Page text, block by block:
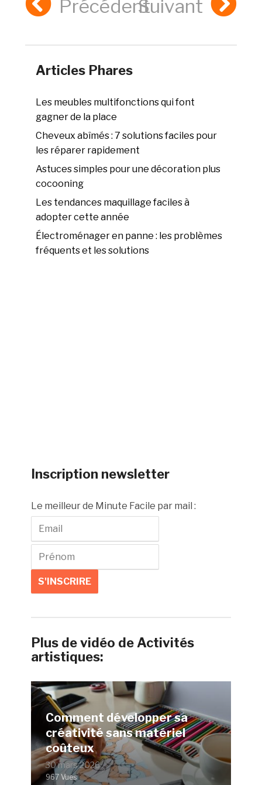
PrécédentSuivant
Articles Phares
Les meubles multifonctions qui font
gagner de la place
Cheveux abîmés : 7 solutions faciles pour
les réparer rapidement
Astuces simples pour une décoration plus
cocooning
Les tendances maquillage faciles à
adopter cette année
Électroménager en panne : les problèmes
fréquents et les solutions
Inscription newsletter
Le meilleur de Minute Facile par mail :
Plus de vidéo de Activités
artistiques:
Comment développer sa
créativité sans matériel
coûteux
30 mars 2026
967 Vues